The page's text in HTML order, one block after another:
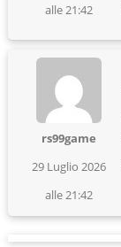
alle 21:42
rs99game
29 Luglio 2026
alle 21:42